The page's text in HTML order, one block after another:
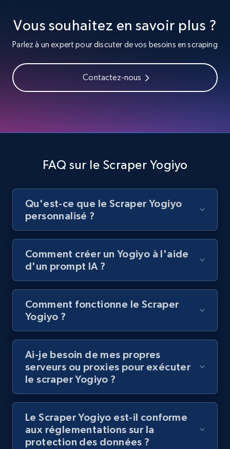
8.1K+ 714+ Essai gratuit
Youtube - Videos posts - Search videos by
Youtube - Videos posts - Collect YouTube
posts by hashtags
URL, Title, Youtuber, Youtuber md5, Video url,
8.1K+
Youtube - Videos posts - Discovery records
URL, Title, Youtuber, Youtuber md5, Video url,
Video length, Likes, Views, and more.
Youtube - Videos posts - Discovery videos
Vous souhaitez en savoir plus ?
Parlez à un expert pour discuter de vos besoins en scraping
Contactez-nous
FAQ sur le Scraper Yogiyo
Qu'est-ce que le Scraper Yogiyo
personnalisé ?
Comment créer un Yogiyo à l'aide
d'un prompt IA ?
Comment fonctionne le Scraper
Yogiyo ?
Ai-je besoin de mes propres
serveurs ou proxies pour exécuter
le scraper Yogiyo ?
Le Scraper Yogiyo est-il conforme
aux réglementations sur la
protection des données ?